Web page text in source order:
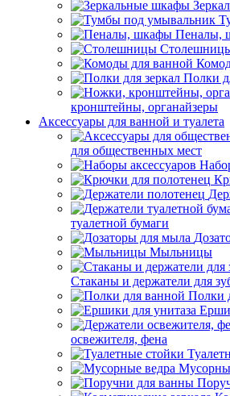
Пеналы,
Полки
кронштейны, органайзеры
Аксессуары для ванной и туалета
для общественных мест
туалетной бумаги
Мыльницы
Стаканы и держатели для
Полки
освежителя, фена